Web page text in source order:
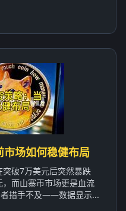
场如何稳健布局
破7万美元后突然暴跌
而山寨币市场更是血流
者措手不及——数据显示...